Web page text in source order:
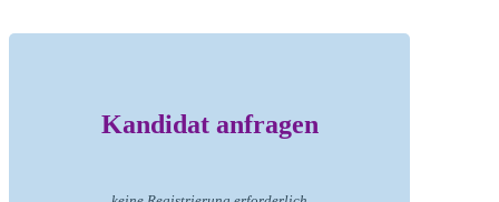
Kandidat anfragen